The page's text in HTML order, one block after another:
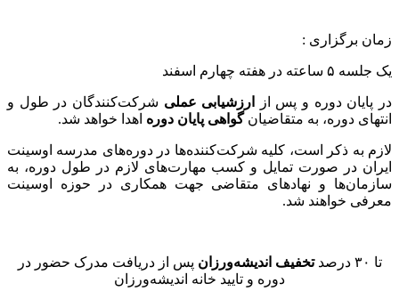
زمان برگزاری :
یک جلسه ۵ ساعته در هفته چهارم اسفند
در پایان دوره و پس از ارزشیابی عملی شرکت‌کنندگان در طول و
انتهای دوره، به متقاضیانگواهی پایان دوره اهدا خواهد شد.
لازم به ذکر است، کلیه شرکت‌کننده‌ها در دوره‌های مدرسه اوسینت
ایران در صورت تمایل و کسب مهارت‌های لازم در طول دوره، به
سازمان‌ها و نهادهای متقاضی جهت همکاری در حوزه اوسینت
معرفی خواهند شد.
تا ۳۰ درصد تخفیف اندیشه‌ورزان پس از دریافت مدرک حضور در
دوره و تایید خانه اندیشه‌ورزان